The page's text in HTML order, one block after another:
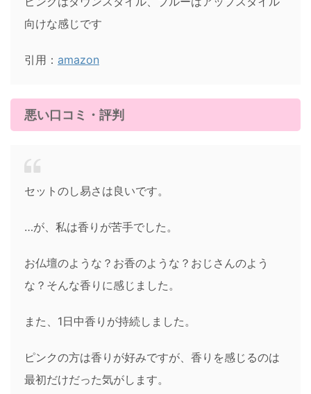
向けな感じです
引用： amazon
悪い口コミ・評判
セットのし易さは良いです。
…が、私は香りが苦手でした。
お仏壇のような？お香のような？おじさんのよう
な？そんな香りに感じました。
また、1日中香りが持続しました。
ピンクの方は香りが好みですが、香りを感じるのは
最初だけだった気がします。